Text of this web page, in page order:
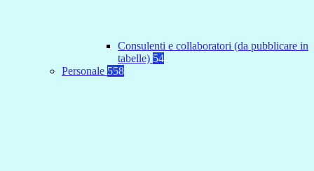
Consulenti e collaboratori (da pubblicare in
tabelle) 54
Personale 558